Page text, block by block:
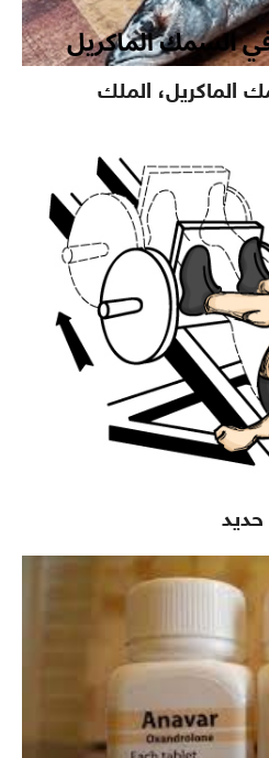
الماكريل، الملك